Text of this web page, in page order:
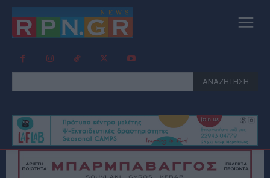
ΑΝΑΖΗΤΗΣΗ